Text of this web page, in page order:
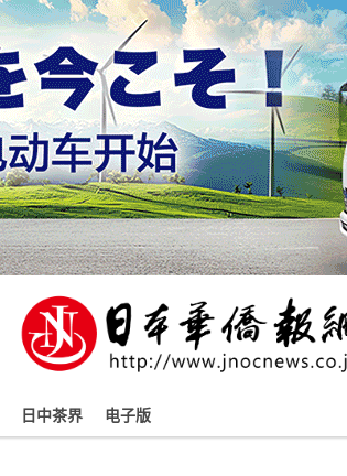
日中茶界 电子版